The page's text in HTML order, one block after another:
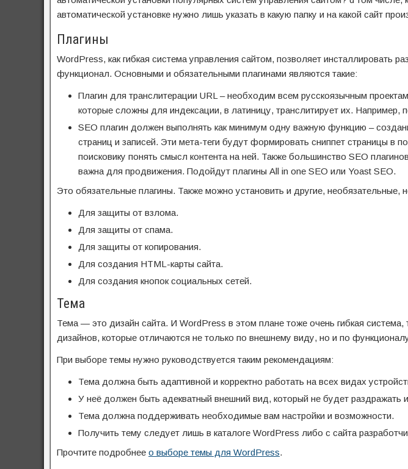
автоматической установке нужно лишь указать в какую папку и на какой сайт
Плагины
WordPress, как гибкая система управления сайтом, позволяет инсталлировать
функционал. Основными и обязательными плагинами являются такие:
Плагин для транслитерации URL – необходим всем русскоязычным
которые сложны для индексации, в латиницу, транслитирует их. Например,
SEO плагин должен выполнять как минимум одну важную функцию –
страниц и записей. Эти мета-теги будут формировать сниппет страницы в
поисковику понять смысл контента на ней. Также большинство SEO
важна для продвижения. Подойдут плагины All in one SEO или Yoast SEO.
Это обязательные плагины. Также можно установить и другие, необязательные,
Для защиты от взлома.
Для защиты от спама.
Для защиты от копирования.
Для создания HTML-карты сайта.
Для создания кнопок социальных сетей.
Тема
Тема — это дизайн сайта. И WordPress в этом плане тоже очень гибкая система,
дизайнов, которые отличаются не только по внешнему виду, но и по
При выборе темы нужно руководствуется таким рекомендациям:
Тема должна быть адаптивной и корректно работать на всех видах
У неё должен быть адекватный внешний вид, который не будет раздражать
Тема должна поддерживать необходимые вам настройки и возможности.
Получить тему следует лишь в каталоге WordPress либо с сайта
Прочтите подробнее о выборе темы для WordPress.